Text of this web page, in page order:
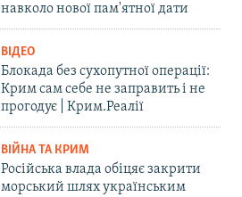
навколо нової пам'ятної дати
ВІДЕО
Блокада без сухопутної операції:
Крим сам себе не заправить і не
прогодує | Крим.Реалії
ВІЙНА ТА КРИМ
Російська влада обіцяє закрити
морський шлях українським